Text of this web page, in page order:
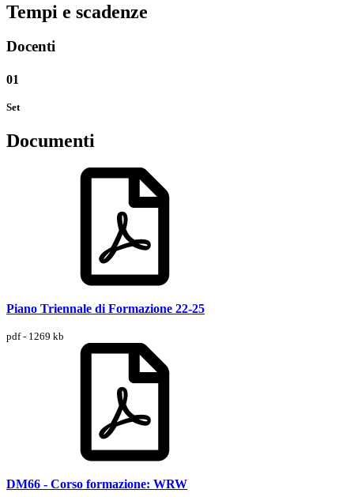
Tempi e scadenze
Docenti
01
Set
Documenti
Piano Triennale di Formazione 22-25
pdf - 1269 kb
DM66 - Corso formazione: WRW